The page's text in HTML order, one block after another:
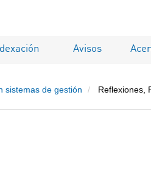
Avisos
sistemas de gestión Reflexiones,